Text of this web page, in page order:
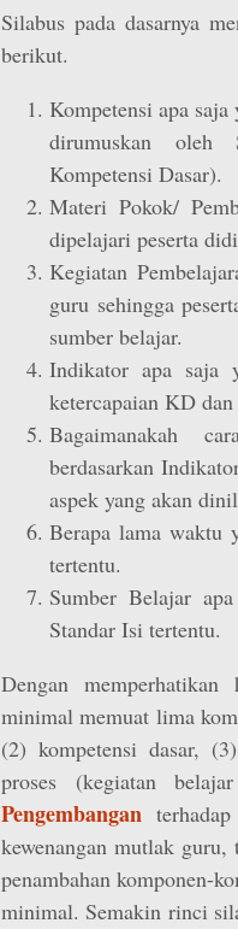
Silabus pada dasarnya
berikut.
Kompetensi apa
dirumuskan oleh
Kompetensi Dasar).
Materi Pokok/
dipelajari peserta
Kegiatan
guru sehingga
sumber belajar.
Indikator apa saja
ketercapaian KD
Bagaimanakah
berdasarkan
aspek yang akan
Berapa lama waktu
tertentu.
Sumber Belajar
Standar Isi tertentu.
Dengan
minimal memuat lima
(2) kompetensi dasar,
proses (kegiatan
Pengembangan
kewenangan mutlak guru,
penambahan komponen-
minimal. Semakin rinci